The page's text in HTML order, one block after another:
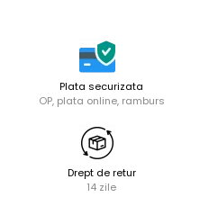
Plata securizata
OP, plata online, ramburs
Drept de retur
14 zile